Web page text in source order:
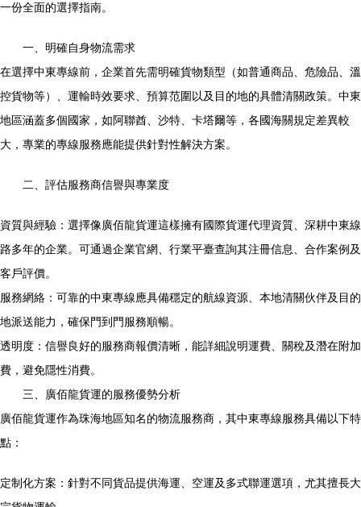
一份全面的選擇指南。
一、明確自身物流需求
在選擇中東專線前，企業首先需明確貨物類型（如普通商品、危險品、溫
控貨物等）、運輸時效要求、預算范圍以及目的地的具體清關政策。中東
地區涵蓋多個國家，如阿聯酋、沙特、卡塔爾等，各國海關規定差異較
大，專業的專線服務應能提供針對性解決方案。
二、評估服務商信譽與專業度
資質與經驗：選擇像廣佰龍貨運這樣擁有國際貨運代理資質、深耕中東線
路多年的企業。可通過企業官網、行業平臺查詢其注冊信息、合作案例及
客戶評價。
服務網絡：可靠的中東專線應具備穩定的航線資源、本地清關伙伴及目的
地派送能力，確保門到門服務順暢。
透明度：信譽良好的服務商報價清晰，能詳細說明運費、關稅及潛在附加
費，避免隱性消費。
三、廣佰龍貨運的服務優勢分析
廣佰龍貨運作為珠海地區知名的物流服務商，其中東專線服務具備以下特
點：
定制化方案：針對不同貨品提供海運、空運及多式聯運選項，尤其擅長大